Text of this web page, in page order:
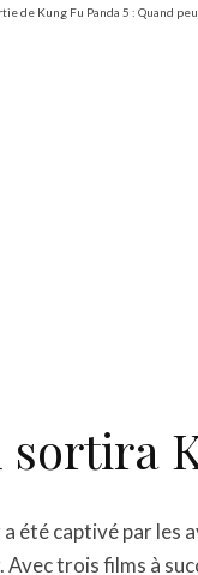
de Kung Fu Panda 5 : Quand
été captivé par les
trois films à